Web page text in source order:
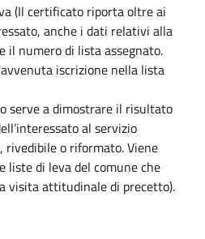
(Il certificato riporta oltre ai
anche i dati relativi alla
il numero di lista assegnato.
iscrizione nella lista
serve a dimostrare il risultato
al servizio
o riformato. Viene
di leva del comune che
visita attitudinale di precetto).